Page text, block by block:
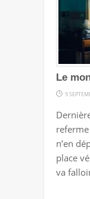
Le
9
n’en
place
va